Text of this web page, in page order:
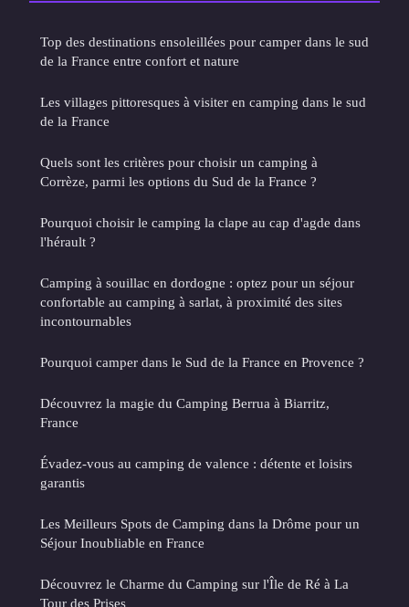
Top des destinations ensoleillées pour camper dans le sud
de la France entre confort et nature
Les villages pittoresques à visiter en camping dans le sud
de la France
Quels sont les critères pour choisir un camping à
Corrèze, parmi les options du Sud de la France ?
Pourquoi choisir le camping la clape au cap d'agde dans
l'hérault ?
Camping à souillac en dordogne : optez pour un séjour
confortable au camping à sarlat, à proximité des sites
incontournables
Pourquoi camper dans le Sud de la France en Provence ?
Découvrez la magie du Camping Berrua à Biarritz,
France
Évadez-vous au camping de valence : détente et loisirs
garantis
Les Meilleurs Spots de Camping dans la Drôme pour un
Séjour Inoubliable en France
Découvrez le Charme du Camping sur l'Île de Ré à La
Tour des Prises